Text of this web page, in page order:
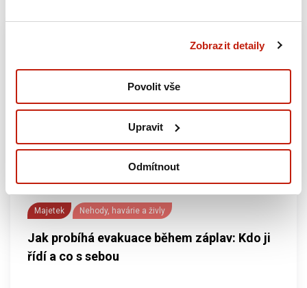
Zobrazit detaily
Povolit vše
Upravit
Odmítnout
Majetek Nehody, havárie a živly
Jak probíhá evakuace během záplav: Kdo ji
řídí a co s sebou